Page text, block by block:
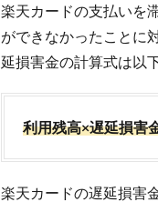
楽天カードの支払いを
ができなかったことに
延損害金の計算式は以
利用残高×遅延損害
楽天カードの遅延損害